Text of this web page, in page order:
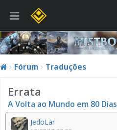
Fórum Traduções
Errata
A Volta ao Mundo em 80 Dias
JedoLar